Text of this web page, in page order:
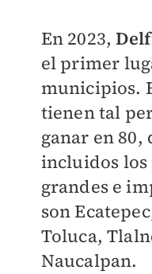
En 2023,
el primer
municipios.
tienen tal
ganar en 80,
incluidos
grandes e
son
Toluca,
Naucalpan.